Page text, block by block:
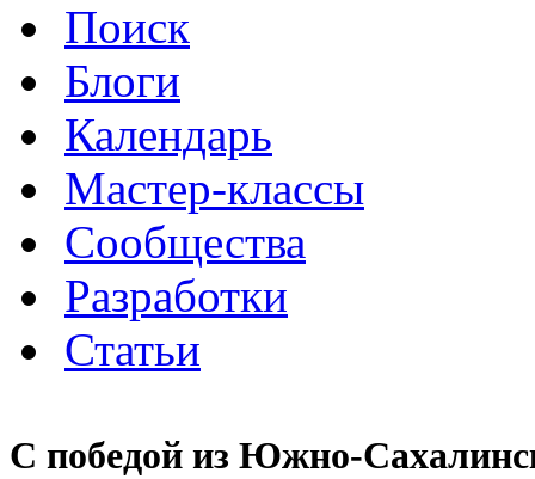
Поиск
Блоги
Календарь
Мастер-классы
Сообщества
Разработки
Статьи
С победой из Южно-